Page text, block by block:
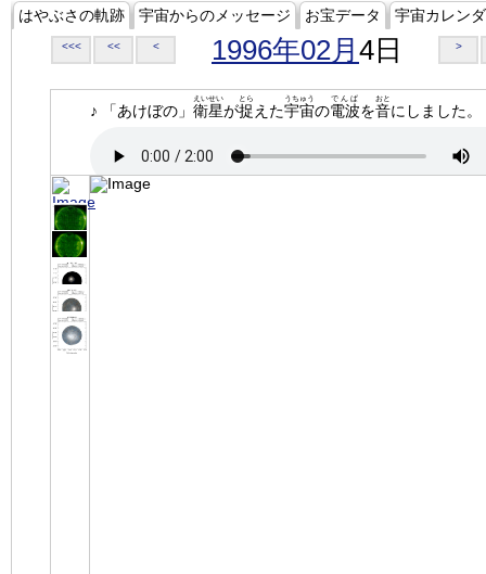
はやぶさの軌跡 宇宙からのメッセージ お宝データ 宇宙カレン
<<< << < 1996年02月 4日 >
♪ 「あけぼの」 衛星
えいせい
が捉
とら
えた宇宙
うちゅう
の電波
でんぱ
を音
おと
にしました。